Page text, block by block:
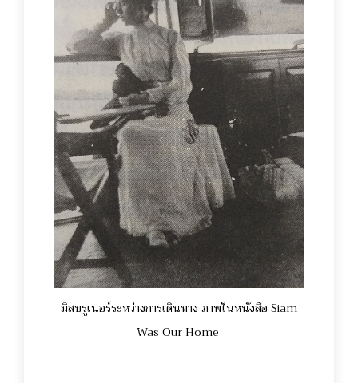
มิสบรูเนอร์ระหว่างการเดินทาง ภาพในหนังสือ Siam
Was Our Home